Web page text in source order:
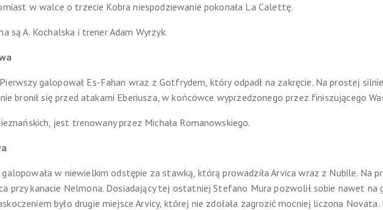
w walce o trzecie Kobra niespodziewanie pokonała La Calettę.
są A. Kochalska i trener Adam Wyrzyk.
galopował Es-Fahan wraz z Gotfrydem, który odpadł na zakręcie. Na prostej
bronił się przed atakami Eberiusza, w końcówce wyprzedzonego przez finiszującego
jest trenowany przez Michała Romanowskiego.
w niewielkim odstępie za stawką, którą prowadziła Arvica wraz z Nubile. Na
przy kanacie Nelmona. Dosiadający tej ostatniej Stefano Mura pozwolił sobie nawet
było drugie miejsce Arvicy, której nie zdołała zagrozić mocniej liczona Novata.